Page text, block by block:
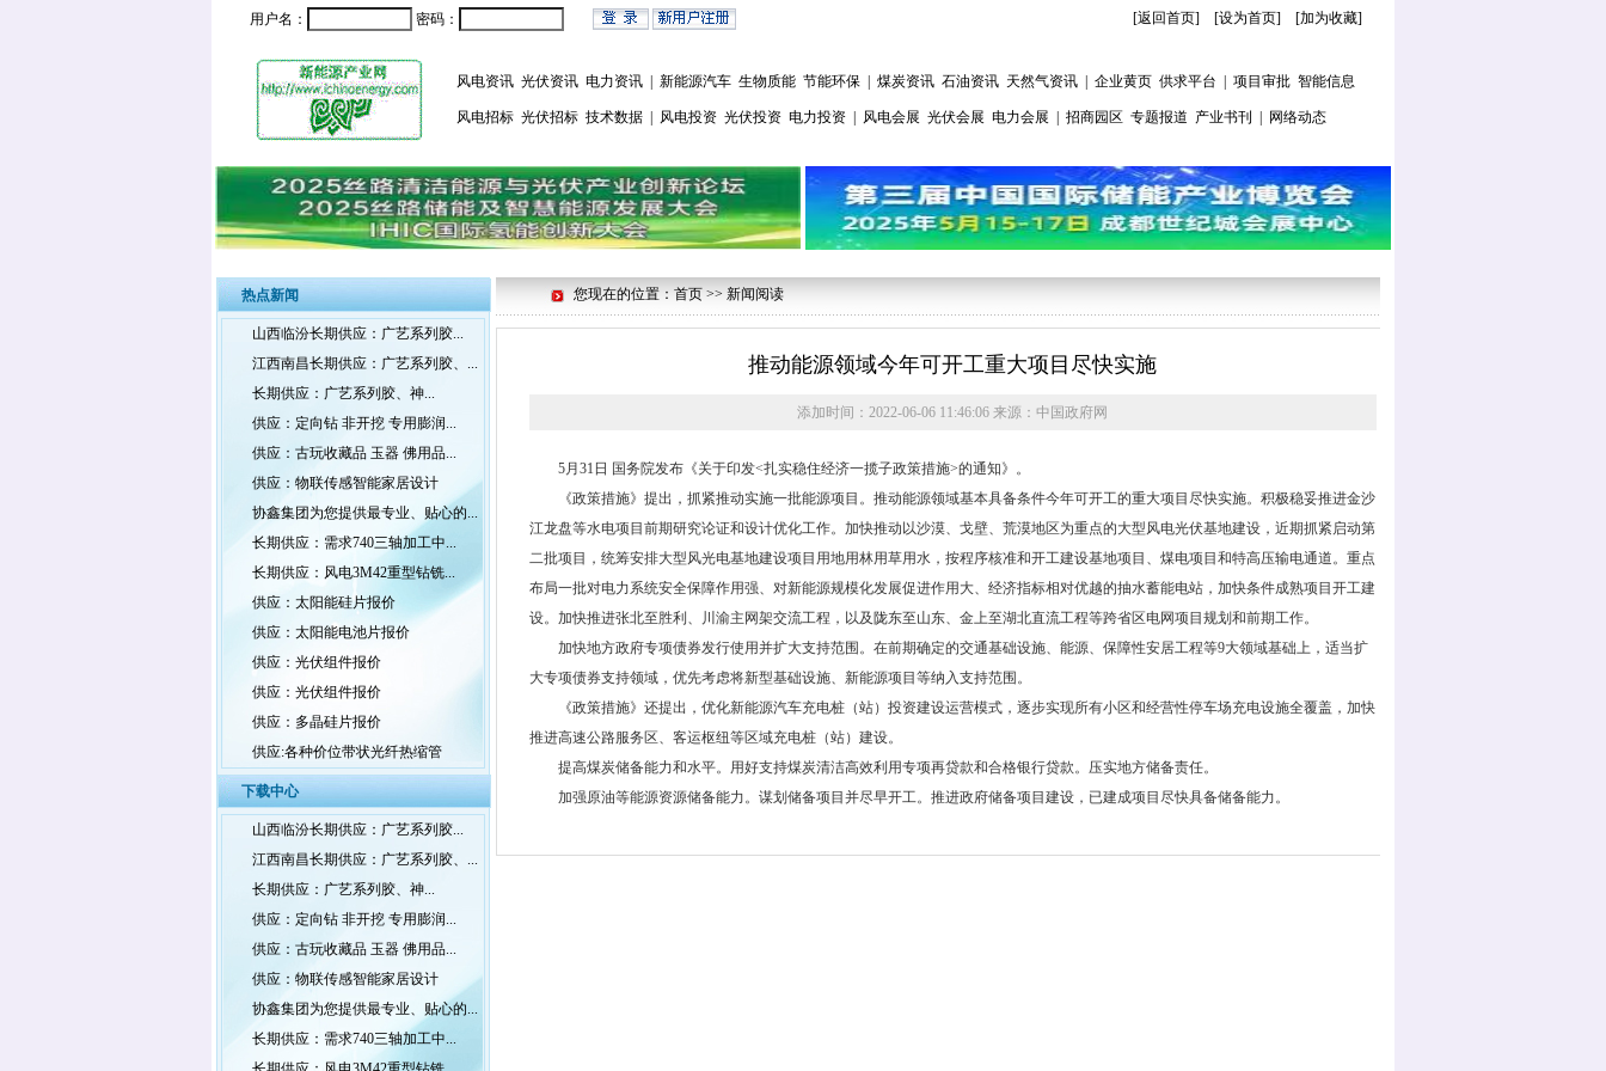
用户名： 密码： [返回首页] [设为首页] [加为收藏]
风电资讯 光伏资讯 电力资讯 新能源汽车 生物质能 节能环保 煤炭资讯 石油资讯 天然气资讯 企业黄页 供求平台 项目审批 智能信息
风电招标 光伏招标 技术数据 风电投资 光伏投资 电力投资 风电会展 光伏会展 电力会展 招商园区 专题报道 产业书刊 网络动态
热点新闻
山西临汾长期供应：广艺系列胶...
江西南昌长期供应：广艺系列胶、...
长期供应：广艺系列胶、神...
供应：定向钻 非开挖 专用膨润...
供应：古玩收藏品 玉器 佛用品...
供应：物联传感智能家居设计
协鑫集团为您提供最专业、贴心的...
长期供应：需求740三轴加工中...
长期供应：风电3M42重型钻铣...
供应：太阳能硅片报价
供应：太阳能电池片报价
供应：光伏组件报价
供应：光伏组件报价
供应：多晶硅片报价
供应:各种价位带状光纤热缩管
下载中心
山西临汾长期供应：广艺系列胶...
江西南昌长期供应：广艺系列胶、...
长期供应：广艺系列胶、神...
供应：定向钻 非开挖 专用膨润...
供应：古玩收藏品 玉器 佛用品...
供应：物联传感智能家居设计
协鑫集团为您提供最专业、贴心的...
长期供应：需求740三轴加工中...
您现在的位置：首页 >> 新闻阅读
推动能源领域今年可开工重大项目尽快实施
添加时间： 2022-06-06 11:46:06 来源： 中国政府网
5月31日 国务院发布《关于印发<扎实稳住经济一揽子政策措施>的通知》。
《政策措施》提出，抓紧推动实施一批能源项目。推动能源领域基本具备条件今年可开工的重大项目尽快实施。积极稳妥推进金沙
江龙盘等水电项目前期研究论证和设计优化工作。加快推动以沙漠、戈壁、荒漠地区为重点的大型风电光伏基地建设，近期抓紧启动第
二批项目，统筹安排大型风光电基地建设项目用地用林用草用水，按程序核准和开工建设基地项目、煤电项目和特高压输电通道。重点
布局一批对电力系统安全保障作用强、对新能源规模化发展促进作用大、经济指标相对优越的抽水蓄能电站，加快条件成熟项目开工建
设。加快推进张北至胜利、川渝主网架交流工程，以及陇东至山东、金上至湖北直流工程等跨省区电网项目规划和前期工作。
加快地方政府专项债券发行使用并扩大支持范围。在前期确定的交通基础设施、能源、保障性安居工程等9大领域基础上，适当扩
大专项债券支持领域，优先考虑将新型基础设施、新能源项目等纳入支持范围。
《政策措施》还提出，优化新能源汽车充电桩（站）投资建设运营模式，逐步实现所有小区和经营性停车场充电设施全覆盖，加快
推进高速公路服务区、客运枢纽等区域充电桩（站）建设。
提高煤炭储备能力和水平。用好支持煤炭清洁高效利用专项再贷款和合格银行贷款。压实地方储备责任。
加强原油等能源资源储备能力。谋划储备项目并尽早开工。推进政府储备项目建设，已建成项目尽快具备储备能力。